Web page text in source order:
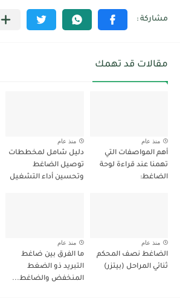
مقالات قد تهمك
منذ عام
أهم المواصفات التي
تهمنا عند قراءة لوحة
الضاغط:
منذ عام
دليل شامل لمخططات
توصيل الضاغط
وتحسين أداء التشغيل
منذ عام
الضاغط نصف المحكم
ثنائي المراحل (بيتزر)
منذ عام
ما الفرق بين ضاغط
التبريد ذو الضغط
المنخفض والضاغط...